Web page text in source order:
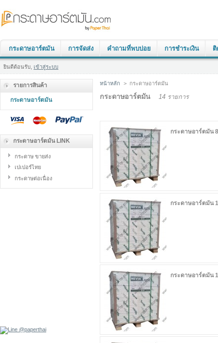
กระดาษอาร์ตมัน การจัดส่ง คำถามที่พบบ่อย การชำระเงิน ติ
ยินดีต้อนรับ, เข้าสู่ระบบ
รายการสินค้า
กระดาษอาร์ตมัน
กระดาษอาร์ตมัน LINK
กระดาษ ขายส่ง
เปเปอร์ไทย
กระดาษต่อเนื่อง
หน้าหลัก > กระดาษอาร์ตมัน
กระดาษอาร์ตมัน 14 รายการ
กระดาษอาร์ตมัน
กระดาษอาร์ตมัน
กระดาษอาร์ตมัน